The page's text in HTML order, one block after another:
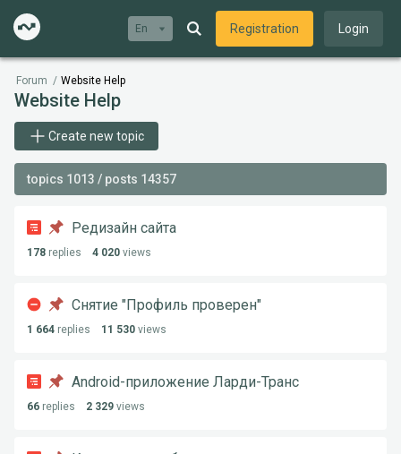
En Registration Login
Forum / Website Help
Website Help
Create new topic
topics 1013 / posts 14357
Редизайн сайта
178 replies 4 020 views
Снятие "Профиль проверен"
1 664 replies 11 530 views
Android-приложение Ларди-Транс
66 replies 2 329 views